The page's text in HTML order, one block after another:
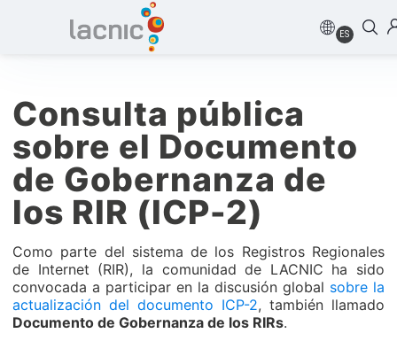
ES
Consulta pública
sobre el Documento
de Gobernanza de
los RIR (ICP-2)
Como parte del sistema de los Registros Regionales
de Internet (RIR), la comunidad de LACNIC ha sido
convocada a participar en la discusión global sobre la
actualización del documento ICP-2, también llamado
Documento de Gobernanza de los RIRs.